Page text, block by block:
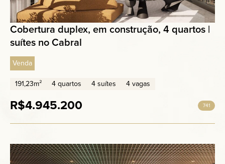
Cobertura duplex, em construção, 4 quartos |
suítes no Cabral
Venda
191,23m²
4 quartos 4 suítes 4 vagas
R$4.945.200 741